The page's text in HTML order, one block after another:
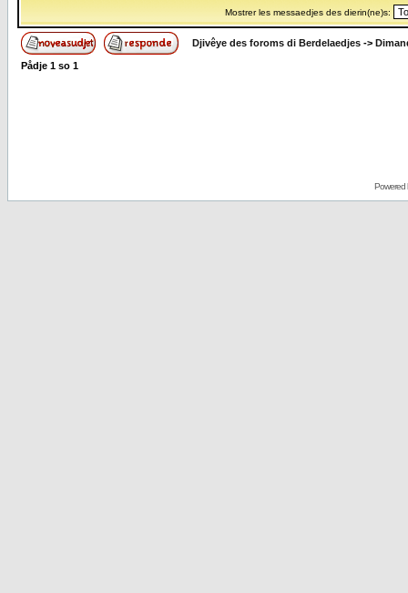
Mostrer les messaedjes des dierin(ne)s:
Djivêye des foroms di Berdelaedjes ->
Pådje 1 so 1
Powered